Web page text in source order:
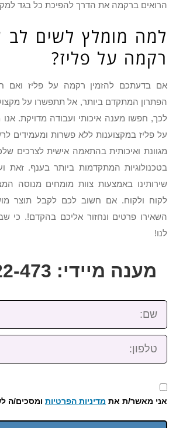
הרואים ברקמה את הדרך להפיכת כל בגד
למה מומלץ לשים
רקמה על פליז?
אם בדעתכם להזמין רקמה על פליז ואם
הפתרון המתקדם ביותר, אל תתפשרו על
לכך, חפשו מענה איכותי ועבודה מדויקת.
על פליז במקצוענות ללא פשרות ומעמידים
מגוונת ואיכותית בהתאמה אישית לצרכים
בטכנולוגיות המתקדמות ביותר בענף. זאת
שירותינו באמצעות צוות מומחים מנוסה
לקוח ולקוח. אם חשוב לכם לקבל תוצר
השאירו פרטים ונחזור אליכם בהקדם!. כי
לנו!
מענה מיידי: 072-3922-473
שם:
טלפון:
אני מאשר/ת את מדיניות הפרטיות ומסכים/ה